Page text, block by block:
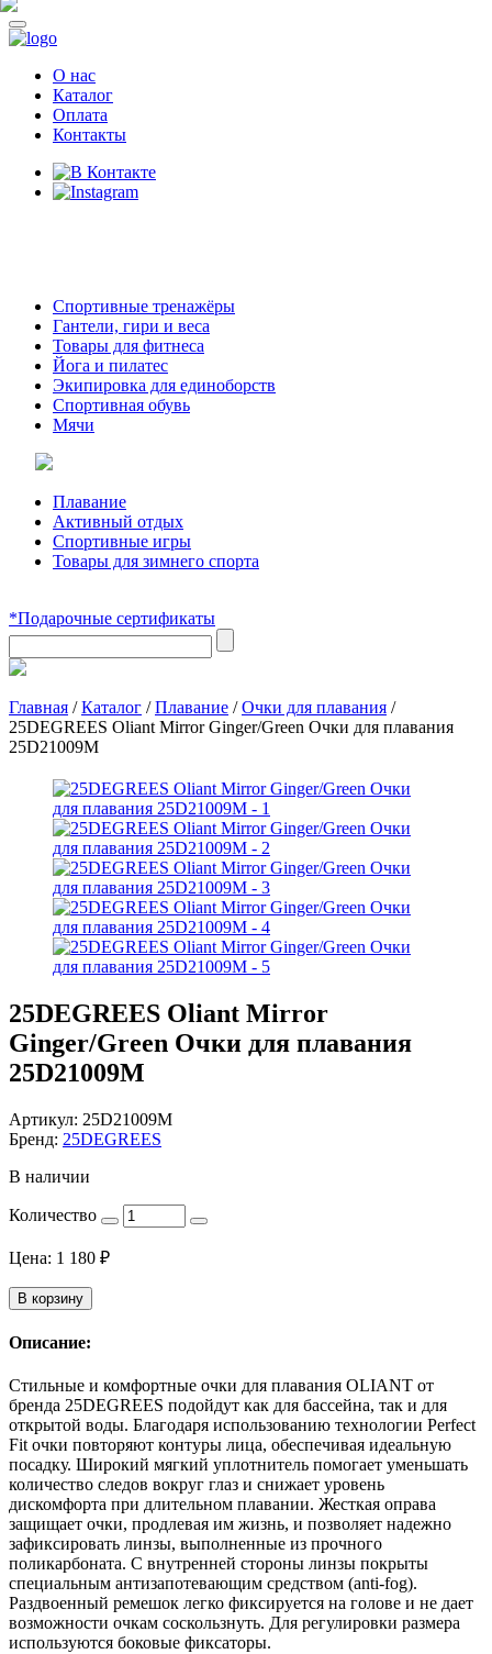
О нас
Каталог
Оплата
Контакты
Спортивные тренажёры
Гантели, гири и веса
Товары для фитнеса
Йога и пилатес
Экипировка для единоборств
Спортивная обувь
Мячи
Плавание
Активный отдых
Спортивные игры
Товары для зимнего спорта
*Подарочные сертификаты
Главная /Каталог /Плавание /Очки для плавания /
25DEGREES Oliant Mirror Ginger/Green Очки для плавания
25D21009M
25DEGREES Oliant Mirror
Ginger/Green Очки для плавания
25D21009M
Артикул: 25D21009M
Бренд: 25DEGREES
В наличии
Количество
Цена: 1 180 ₽
В корзину
Описание:
Стильные и комфортные очки для плавания OLIANT от
бренда 25DEGREES подойдут как для бассейна, так и для
открытой воды. Благодаря использованию технологии Perfect
Fit очки повторяют контуры лица, обеспечивая идеальную
посадку. Широкий мягкий уплотнитель помогает уменьшать
количество следов вокруг глаз и снижает уровень
дискомфорта при длительном плавании. Жесткая оправа
защищает очки, продлевая им жизнь, и позволяет надежно
зафиксировать линзы, выполненные из прочного
поликарбоната. С внутренней стороны линзы покрыты
специальным антизапотевающим средством (anti-fog).
Раздвоенный ремешок легко фиксируется на голове и не дает
возможности очкам соскользнуть. Для регулировки размера
используются боковые фиксаторы.